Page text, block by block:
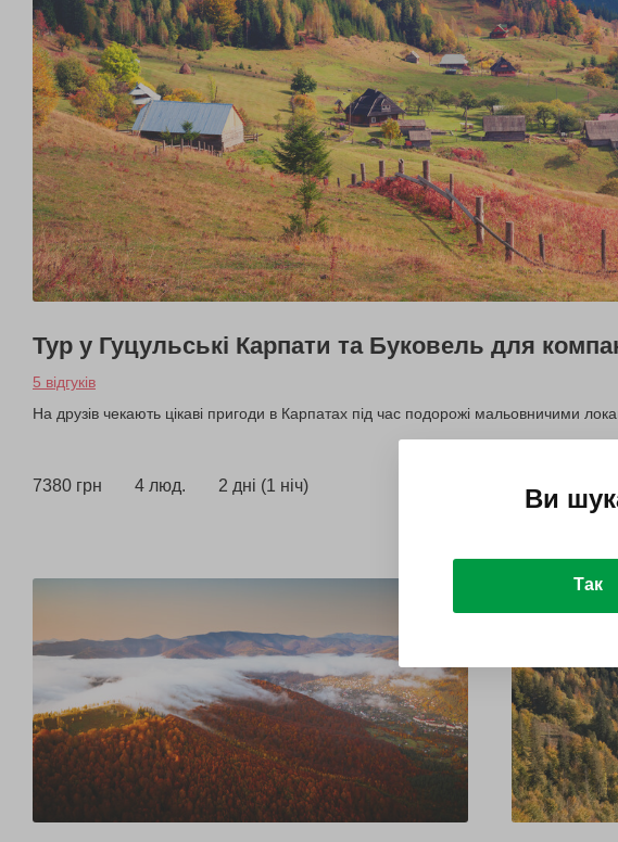
Тур у Гуцульські Карпати та Буковель для
5 відгуків
На друзів чекають цікаві пригоди в Карпатах під час подорожі мальовничими
7380 грн 4 люд. 2 дні (1 ніч) Ви
Так